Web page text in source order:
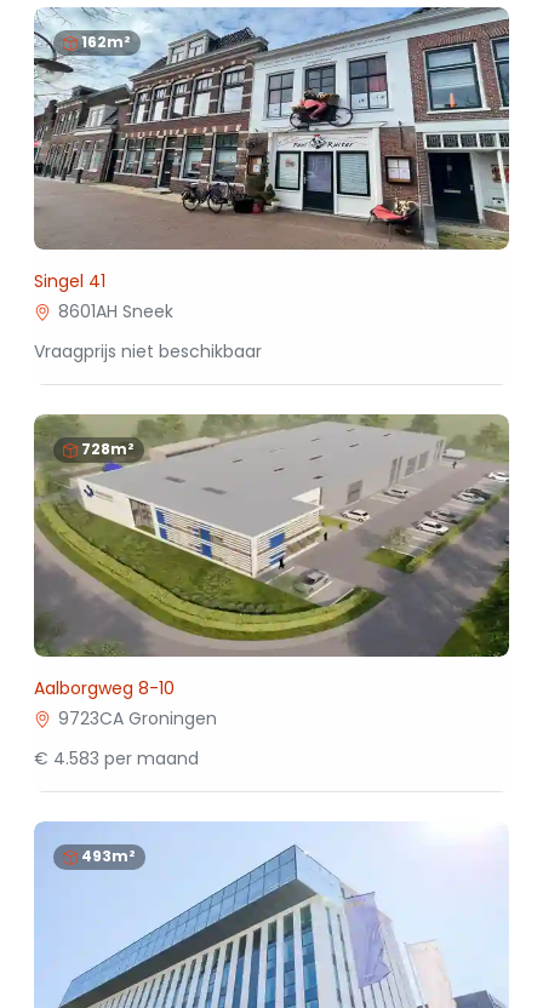
162m²
Singel 41
8601AH Sneek
Vraagprijs niet beschikbaar
728m²
Aalborgweg 8-10
9723CA Groningen
€ 4.583 per maand
493m²